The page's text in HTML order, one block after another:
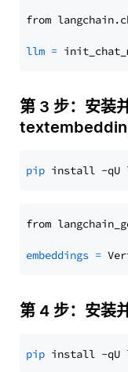
from
llm =
第 3 步：安装
pip
from
embeddings =
第 4 步：安装
pip